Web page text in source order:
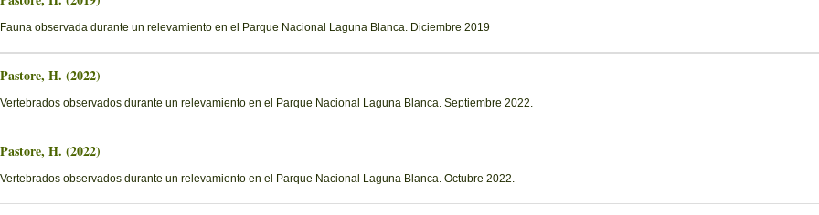
Fauna observada durante un relevamiento en el Parque Nacional Laguna Blanca. Diciembre 2019
Pastore, H. (2022)
Vertebrados observados durante un relevamiento en el Parque Nacional Laguna Blanca. Septiembre 2022.
Pastore, H. (2022)
Vertebrados observados durante un relevamiento en el Parque Nacional Laguna Blanca. Octubre 2022.